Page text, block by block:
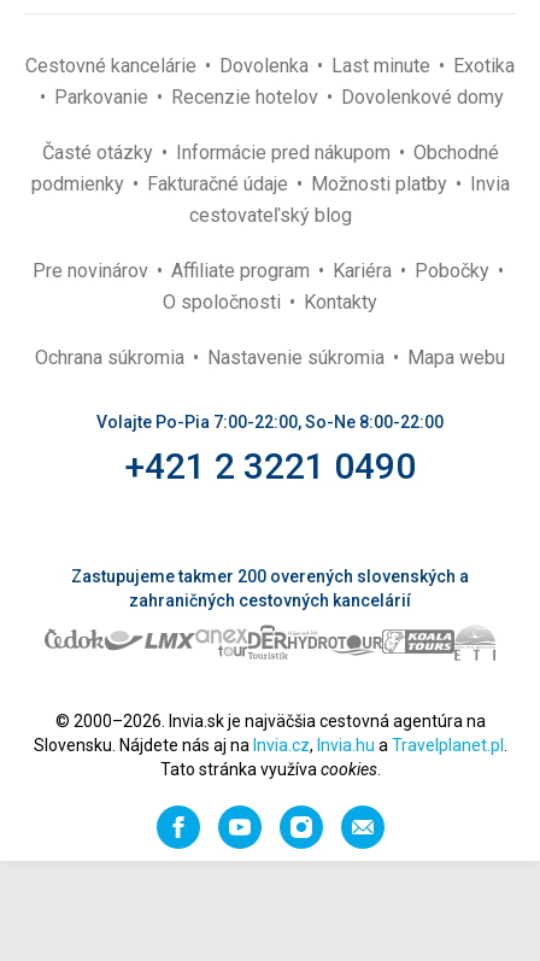
Cestovné kancelárie Dovolenka Last minute
Exotika
Parkovanie
Recenzie hotelov Dovolenkové domy
Časté otázky Informácie pred nákupom
Obchodné
podmienky
Fakturačné údaje Možnosti platby
Invia
cestovateľský blog
Pre novinárov Affiliate program Kariéra
Pobočky
O spoločnosti
Kontakty
Ochrana súkromia Nastavenie súkromia Mapa webu
Volajte Po-Pia 7:00-22:00, So-Ne 8:00-22:00
+421 2 3221 0490
Zastupujeme takmer 200 overených slovenských a
zahraničných cestovných kancelárií
© 2000–2026. Invia.sk je najväčšia cestovná agentúra na
Slovensku. Nájdete nás aj na Invia.cz, Invia.hu a Travelplanet.pl
Tato stránka využíva cookies.
FacebookYouTubeInstagramOdporučiť